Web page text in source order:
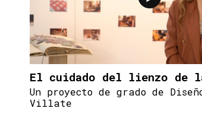
El cuidado del lienzo de
Un proyecto de grado de
Villate